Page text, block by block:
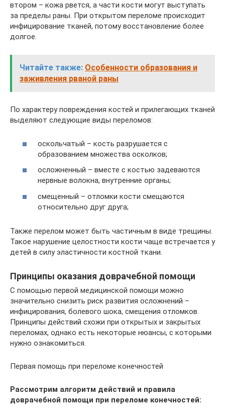
втором – кожа рвется, а части кости могут выступать
за пределы раны. При открытом переломе происходит
инфицирование тканей, потому восстановление более
долгое.
Читайте также: Особенности образования и
заживления рваной раны
По характеру повреждения костей и прилегающих тканей
выделяют следующие виды переломов:
оскольчатый – кость разрушается с
образованием множества осколков;
осложненный – вместе с костью задеваются
нервные волокна, внутренние органы;
смещенный – отломки кости смещаются
относительно друг друга;
Также перелом может быть частичным в виде трещины.
Такое нарушение целостности кости чаще встречается у
детей в силу эластичности костной ткани.
Принципы оказания доврачебной помощи
С помощью первой медицинской помощи можно
значительно снизить риск развития осложнений –
инфицирования, болевого шока, смещения отломков.
Принципы действий схожи при открытых и закрытых
переломах, однако есть некоторые нюансы, с которыми
нужно ознакомиться.
Первая помощь при переломе конечностей
Рассмотрим алгоритм действий и правила
доврачебной помощи при переломе конечностей: